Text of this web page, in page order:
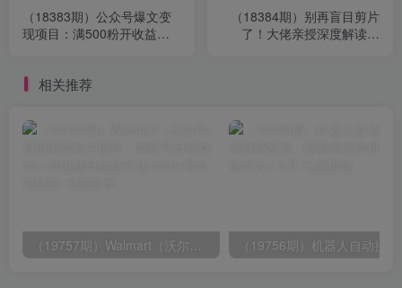
（18383期）公众号爆文变
现项目：满500粉开收益，
（18384期）别再盲目剪片
了！大佬亲授深度解读大
相关推荐